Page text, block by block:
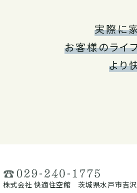
実際に
お客様のライ
より
株式会社 快適住空館茨城県水戸市吉